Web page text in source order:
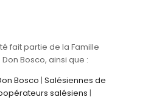
fait partie de la Famille
Bosco, ainsi que :
Bosco | Salésiennes de
salésiens |